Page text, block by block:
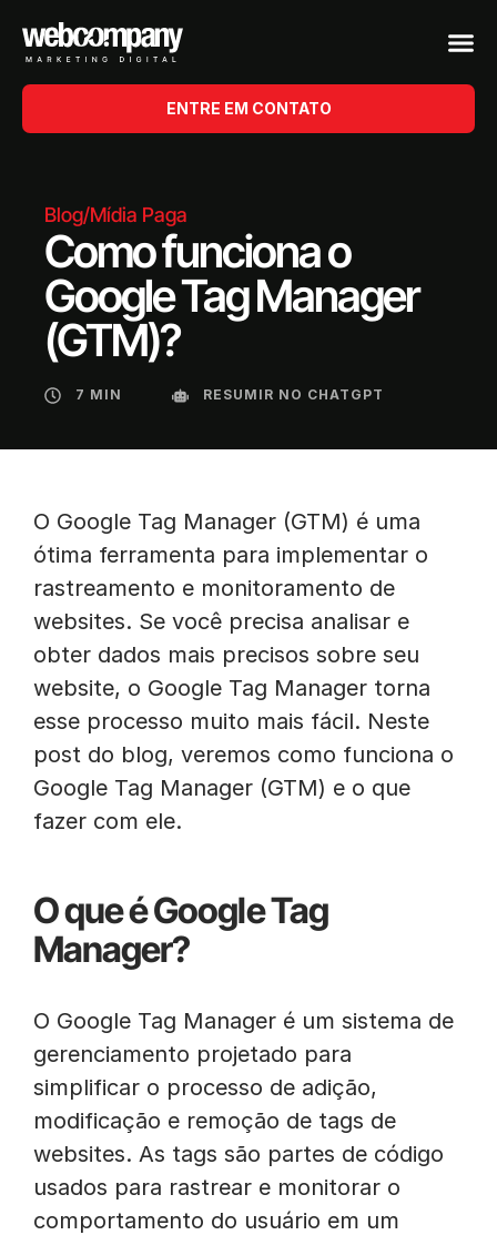
ENTRE EM CONTATO
Blog/Mídia Paga
Como funciona o
Google Tag Manager
(GTM)?
7 MIN RESUMIR NO CHATGPT
O Google Tag Manager (GTM) é uma
ótima ferramenta para implementar o
rastreamento e monitoramento de
websites. Se você precisa analisar e
obter dados mais precisos sobre seu
website, o Google Tag Manager torna
esse processo muito mais fácil. Neste
post do blog, veremos como funciona o
Google Tag Manager (GTM) e o que
fazer com ele.
O que é Google Tag
Manager?
O Google Tag Manager é um sistema de
gerenciamento projetado para
simplificar o processo de adição,
modificação e remoção de tags de
websites. As tags são partes de código
usados para rastrear e monitorar o
comportamento do usuário em um